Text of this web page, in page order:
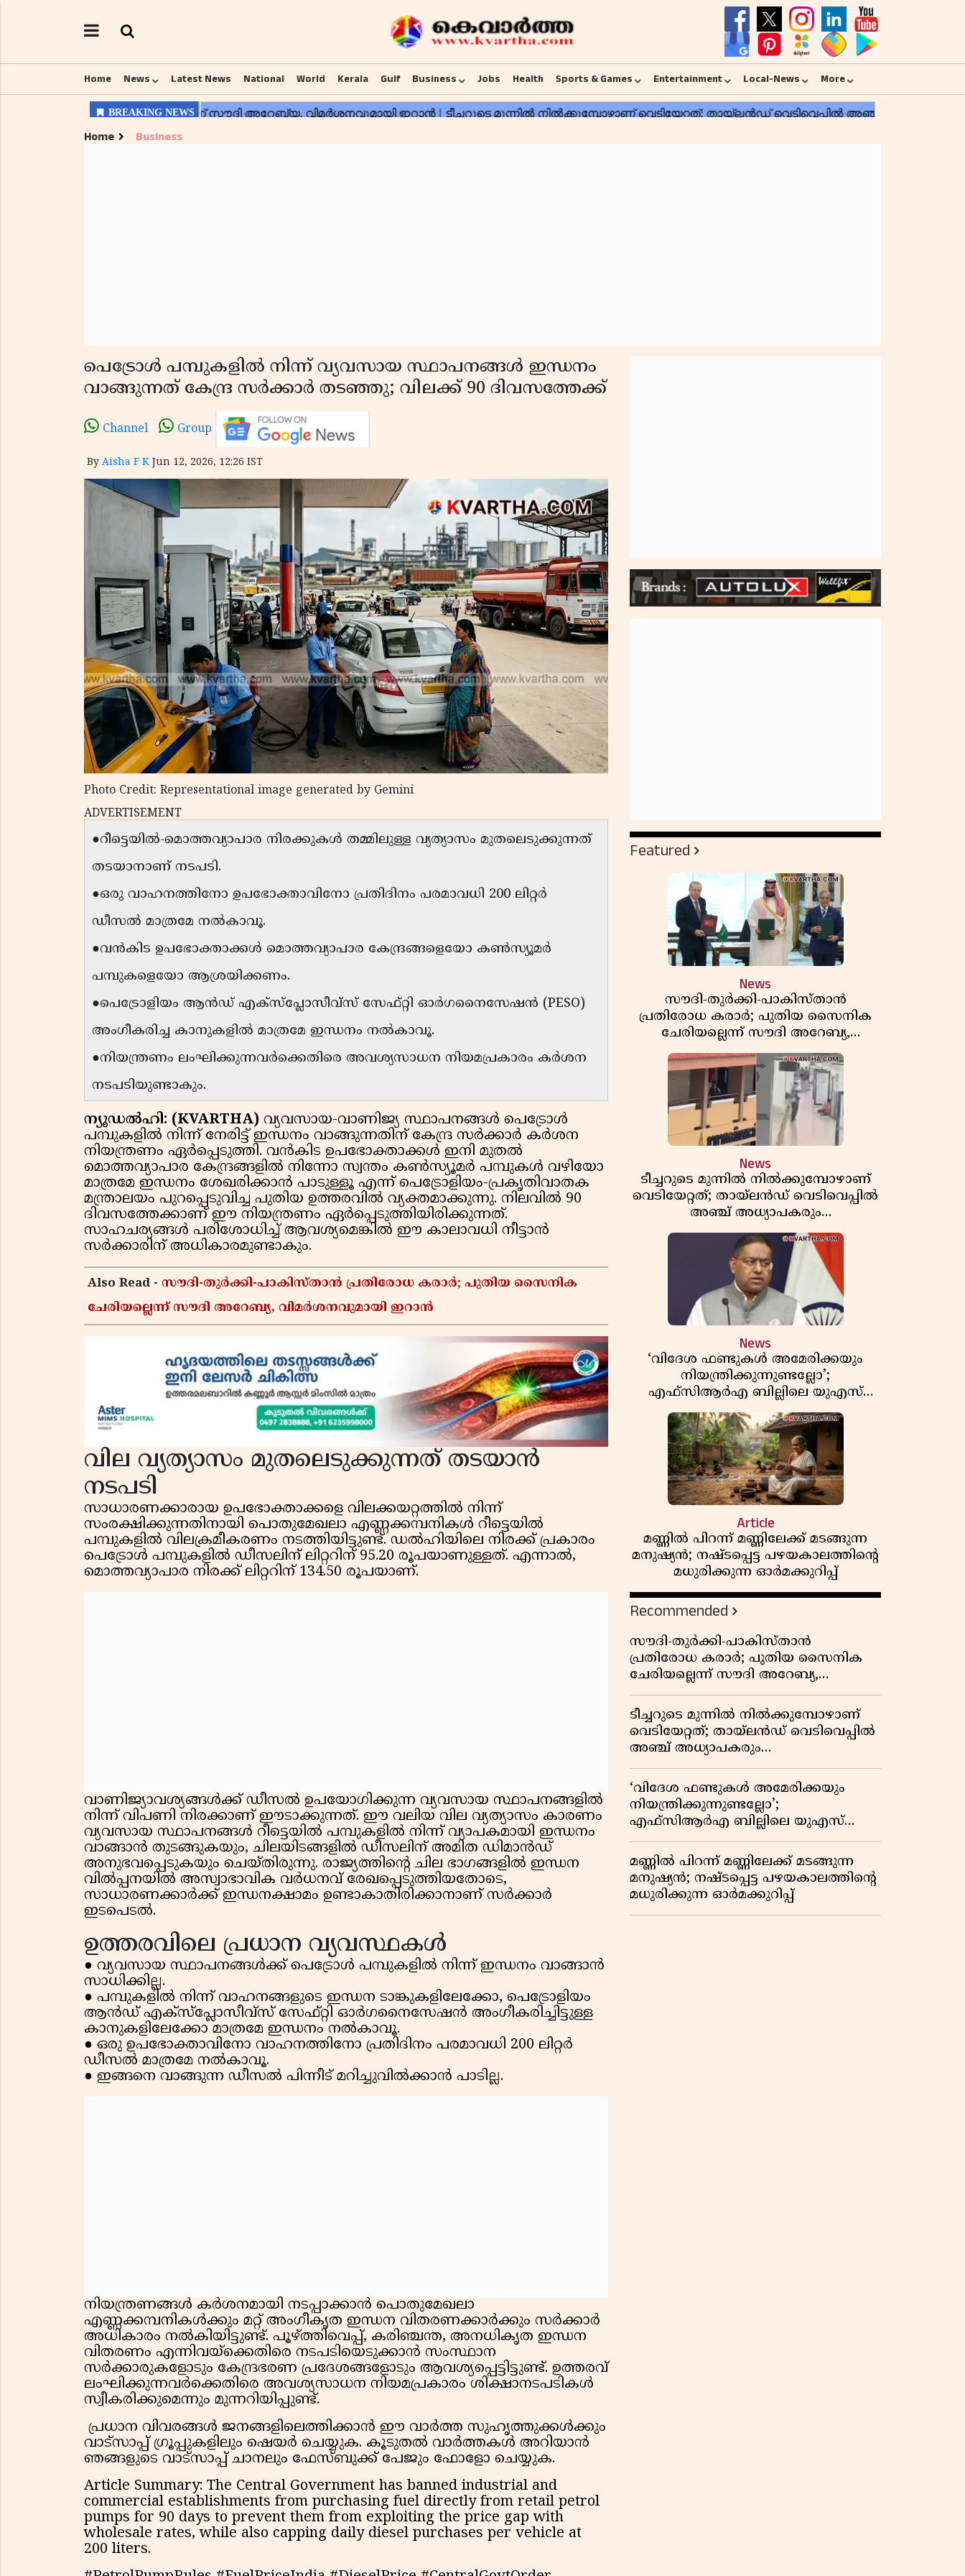
Home News Latest News National World Kerala Gulf Business Jobs Health Sports & Games Entertainment Local-News More
Home Business
പെട്രോൾ പമ്പുകളിൽ നിന്ന് വ്യവസായ സ്ഥാപനങ്ങൾ ഇന്ധനം
വാങ്ങുന്നത് കേന്ദ്ര സർക്കാർ തടഞ്ഞു; വിലക്ക് 90 ദിവസത്തേക്ക്
Channel Group
By Aisha F K Jun 12, 2026, 12:26 IST
Photo Credit: Representational image generated by Gemini
ADVERTISEMENT
●റീട്ടെയിൽ-മൊത്തവ്യാപാര നിരക്കുകൾ തമ്മിലുള്ള വ്യത്യാസം മുതലെടുക്കുന്നത്
തടയാനാണ് നടപടി.
●ഒരു വാഹനത്തിനോ ഉപഭോക്താവിനോ പ്രതിദിനം പരമാവധി 200 ലിറ്റർ
ഡീസൽ മാത്രമേ നൽകാവൂ.
●വൻകിട ഉപഭോക്താക്കൾ മൊത്തവ്യാപാര കേന്ദ്രങ്ങളെയോ കൺസ്യൂമർ
പമ്പുകളെയോ ആശ്രയിക്കണം.
●പെട്രോളിയം ആൻഡ് എക്‌സ്പ്ലോസീവ്‌സ് സേഫ്റ്റി ഓർഗനൈസേഷൻ (PESO)
അംഗീകരിച്ച കാനുകളിൽ മാത്രമേ ഇന്ധനം നൽകാവൂ.
●നിയന്ത്രണം ലംഘിക്കുന്നവർക്കെതിരെ അവശ്യസാധന നിയമപ്രകാരം കർശന
നടപടിയുണ്ടാകും.
ന്യൂഡൽഹി: (KVARTHA) വ്യവസായ-വാണിജ്യ സ്ഥാപനങ്ങൾ പെട്രോൾ
പമ്പുകളിൽ നിന്ന് നേരിട്ട് ഇന്ധനം വാങ്ങുന്നതിന് കേന്ദ്ര സർക്കാർ കർശന
നിയന്ത്രണം ഏർപ്പെടുത്തി. വൻകിട ഉപഭോക്താക്കൾ ഇനി മുതൽ
മൊത്തവ്യാപാര കേന്ദ്രങ്ങളിൽ നിന്നോ സ്വന്തം കൺസ്യൂമർ പമ്പുകൾ വഴിയോ
മാത്രമേ ഇന്ധനം ശേഖരിക്കാൻ പാടുള്ളൂ എന്ന് പെട്രോളിയം-പ്രകൃതിവാതക
മന്ത്രാലയം പുറപ്പെടുവിച്ച പുതിയ ഉത്തരവിൽ വ്യക്തമാക്കുന്നു. നിലവിൽ 90
ദിവസത്തേക്കാണ് ഈ നിയന്ത്രണം ഏർപ്പെടുത്തിയിരിക്കുന്നത്.
സാഹചര്യങ്ങൾ പരിശോധിച്ച് ആവശ്യമെങ്കിൽ ഈ കാലാവധി നീട്ടാൻ
സർക്കാരിന് അധികാരമുണ്ടാകും.
Also Read - സൗദി-തുർക്കി-പാകിസ്താൻ പ്രതിരോധ കരാർ; പുതിയ സൈനിക
ചേരിയല്ലെന്ന് സൗദി അറേബ്യ, വിമർശനവുമായി ഇറാൻ
വില വ്യത്യാസം മുതലെടുക്കുന്നത് തടയാൻ
നടപടി
സാധാരണക്കാരായ ഉപഭോക്താക്കളെ വിലക്കയറ്റത്തിൽ നിന്ന്
സംരക്ഷിക്കുന്നതിനായി പൊതുമേഖലാ എണ്ണക്കമ്പനികൾ റീട്ടെയിൽ
പമ്പുകളിൽ വിലക്രമീകരണം നടത്തിയിട്ടുണ്ട്. ഡൽഹിയിലെ നിരക്ക് പ്രകാരം
പെട്രോൾ പമ്പുകളിൽ ഡീസലിന് ലിറ്ററിന് 95.20 രൂപയാണുള്ളത്. എന്നാൽ,
മൊത്തവ്യാപാര നിരക്ക് ലിറ്ററിന് 134.50 രൂപയാണ്.
വാണിജ്യാവശ്യങ്ങൾക്ക് ഡീസൽ ഉപയോഗിക്കുന്ന വ്യവസായ സ്ഥാപനങ്ങളിൽ
നിന്ന് വിപണി നിരക്കാണ് ഈടാക്കുന്നത്. ഈ വലിയ വില വ്യത്യാസം കാരണം
വ്യവസായ സ്ഥാപനങ്ങൾ റീട്ടെയിൽ പമ്പുകളിൽ നിന്ന് വ്യാപകമായി ഇന്ധനം
വാങ്ങാൻ തുടങ്ങുകയും, ചിലയിടങ്ങളിൽ ഡീസലിന് അമിത ഡിമാൻഡ്
അനുഭവപ്പെടുകയും ചെയ്തിരുന്നു. രാജ്യത്തിൻ്റെ ചില ഭാഗങ്ങളിൽ ഇന്ധന
വിൽപ്പനയിൽ അസ്വാഭാവിക വർധനവ് രേഖപ്പെടുത്തിയതോടെ,
സാധാരണക്കാർക്ക് ഇന്ധനക്ഷാമം ഉണ്ടാകാതിരിക്കാനാണ് സർക്കാർ
ഇടപെടൽ.
ഉത്തരവിലെ പ്രധാന വ്യവസ്ഥകൾ
● വ്യവസായ സ്ഥാപനങ്ങൾക്ക് പെട്രോൾ പമ്പുകളിൽ നിന്ന് ഇന്ധനം വാങ്ങാൻ
സാധിക്കില്ല.
● പമ്പുകളിൽ നിന്ന് വാഹനങ്ങളുടെ ഇന്ധന ടാങ്കുകളിലേക്കോ, പെട്രോളിയം
ആൻഡ് എക്‌സ്പ്ലോസീവ്‌സ് സേഫ്റ്റി ഓർഗനൈസേഷൻ അംഗീകരിച്ചിട്ടുള്ള
കാനുകളിലേക്കോ മാത്രമേ ഇന്ധനം നൽകാവൂ.
● ഒരു ഉപഭോക്താവിനോ വാഹനത്തിനോ പ്രതിദിനം പരമാവധി 200 ലിറ്റർ
ഡീസൽ മാത്രമേ നൽകാവൂ.
● ഇങ്ങനെ വാങ്ങുന്ന ഡീസൽ പിന്നീട് മറിച്ചുവിൽക്കാൻ പാടില്ല.
നിയന്ത്രണങ്ങൾ കർശനമായി നടപ്പാക്കാൻ പൊതുമേഖലാ
എണ്ണക്കമ്പനികൾക്കും മറ്റ് അംഗീകൃത ഇന്ധന വിതരണക്കാർക്കും സർക്കാർ
അധികാരം നൽകിയിട്ടുണ്ട്. പൂഴ്ത്തിവെപ്പ്, കരിഞ്ചന്ത, അനധികൃത ഇന്ധന
വിതരണം എന്നിവയ്ക്കെതിരെ നടപടിയെടുക്കാൻ സംസ്ഥാന
സർക്കാരുകളോടും കേന്ദ്രഭരണ പ്രദേശങ്ങളോടും ആവശ്യപ്പെട്ടിട്ടുണ്ട്. ഉത്തരവ്
ലംഘിക്കുന്നവർക്കെതിരെ അവശ്യസാധന നിയമപ്രകാരം ശിക്ഷാനടപടികൾ
സ്വീകരിക്കുമെന്നും മുന്നറിയിപ്പുണ്ട്.
പ്രധാന വിവരങ്ങൾ ജനങ്ങളിലെത്തിക്കാൻ ഈ വാർത്ത സുഹൃത്തുക്കൾക്കും
വാട്സാപ്പ് ഗ്രൂപ്പുകളിലും ഷെയർ ചെയ്യുക. കൂടുതൽ വാർത്തകൾ അറിയാൻ
ഞങ്ങളുടെ വാട്സാപ്പ് ചാനലും ഫേസ്ബുക്ക് പേജും ഫോളോ ചെയ്യുക.
Article Summary: The Central Government has banned industrial and
commercial establishments from purchasing fuel directly from retail petrol
pumps for 90 days to prevent them from exploiting the price gap with
wholesale rates, while also capping daily diesel purchases per vehicle at
200 liters.
Featured
News
സൗദി-തുർക്കി-പാകിസ്താൻ
പ്രതിരോധ കരാർ; പുതിയ സൈനിക
ചേരിയല്ലെന്ന് സൗദി അറേബ്യ,
വിമർശനവുമായി ഇറാൻ
News
ടീച്ചറുടെ മുന്നിൽ നിൽക്കുമ്പോഴാണ്
വെടിയേറ്റത്; തായ്‌ലൻഡ് വെടിവെപ്പിൽ
അഞ്ച് അധ്യാപകരും
മുത്തശ്ശീമുത്തശ്ശന്മാരും കൊല്ലപ്പെട്ടു,
മരണസംഖ്യ 7; ഞെട്ടിക്കുന്ന
വെളിപ്പെടുത്തലുകൾ
News
‘വിദേശ ഫണ്ടുകൾ അമേരിക്കയും
നിയന്ത്രിക്കുന്നുണ്ടല്ലോ’;
എഫ്സിആർഎ ബില്ലിലെ യുഎസ്
വിമർശനങ്ങൾക്ക് മറുപടിയുമായി ഇന്ത്യ
Article
മണ്ണിൽ പിറന്ന് മണ്ണിലേക്ക് മടങ്ങുന്ന
മനുഷ്യൻ; നഷ്ടപ്പെട്ട പഴയകാലത്തിൻ്റെ
മധുരിക്കുന്ന ഓർമക്കുറിപ്പ്
Recommended
സൗദി-തുർക്കി-പാകിസ്താൻ
പ്രതിരോധ കരാർ; പുതിയ സൈനിക
ചേരിയല്ലെന്ന് സൗദി അറേബ്യ,
വിമർശനവുമായി ഇറാൻ
ടീച്ചറുടെ മുന്നിൽ നിൽക്കുമ്പോഴാണ്
വെടിയേറ്റത്; തായ്‌ലൻഡ് വെടിവെപ്പിൽ
അഞ്ച് അധ്യാപകരും
മുത്തശ്ശീമുത്തശ്ശന്മാരും കൊല്ലപ്പെട്ടു,
മരണസംഖ്യ 7; ഞെട്ടിക്കുന്ന
വെളിപ്പെടുത്തലുകൾ
‘വിദേശ ഫണ്ടുകൾ അമേരിക്കയും
നിയന്ത്രിക്കുന്നുണ്ടല്ലോ’;
എഫ്സിആർഎ ബില്ലിലെ യുഎസ്
വിമർശനങ്ങൾക്ക് മറുപടിയുമായി ഇന്ത്യ
മണ്ണിൽ പിറന്ന് മണ്ണിലേക്ക് മടങ്ങുന്ന
മനുഷ്യൻ; നഷ്ടപ്പെട്ട പഴയകാലത്തിൻ്റെ
മധുരിക്കുന്ന ഓർമക്കുറിപ്പ്